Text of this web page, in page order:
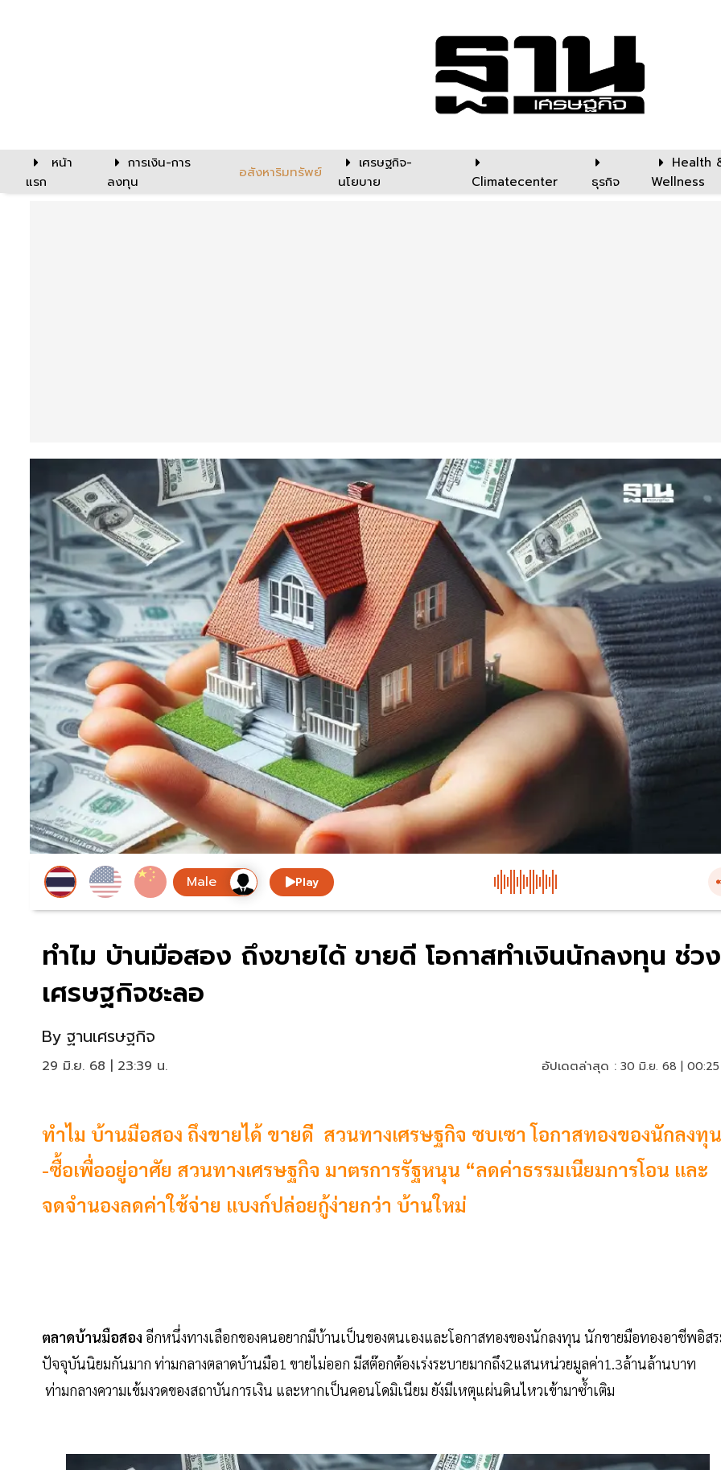
หน้า
แรก
การเงิน-การ
ลงทุน
อสังหาริมทรัพย์
เศรษฐกิจ-
นโยบาย
Climatecenter ธุรกิจ
Health
Wellness
Play
ทำไม บ้านมือสอง ถึงขายได้ ขายดี โอกาสทำเงินนักลงทุน ช่วง
เศรษฐกิจชะลอ
By ฐานเศรษฐกิจ
29 มิ.ย. 68 | 23:39 น. อัปเดตล่าสุด : 30 มิ.ย. 68 |
ทำไม บ้านมือสอง ถึงขายได้ ขายดี สวนทางเศรษฐกิจ ซบเซา โอกาสทองของนักลงทุน
-ซื้อเพื่ออยู่อาศัย สวนทางเศรษฐกิจ มาตรการรัฐหนุน “ลดค่าธรรมเนียมการโอน และ
จดจำนองลดค่าใช้จ่าย แบงก์ปล่อยกู้ง่ายกว่า บ้านใหม่
ตลาดบ้านมือสอง อีกหนึ่งทางเลือกของคนอยากมีบ้านเป็นของตนเองและโอกาสทองของนักลงทุน นักขายมือทองอาชีพอิส
ปัจจุบันนิยมกันมาก ท่ามกลางตลาดบ้านมือ1 ขายไม่ออก มีสต๊อกต้องเร่งระบายมากถึง2แสนหน่วยมูลค่า1.3ล้านล้านบาท
ท่ามกลางความเข้มงวดของสถาบันการเงิน และหากเป็นคอนโดมิเนียม ยังมีเหตุแผ่นดินไหวเข้ามาซ้ำเติม